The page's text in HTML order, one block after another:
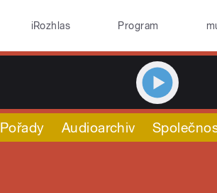
iRozhlas Program
Pořady Audioarchiv